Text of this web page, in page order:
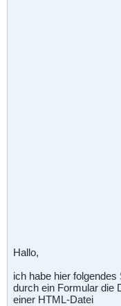
Hallo,
ich habe hier
durch ein Formular die
einer HTML-Datei